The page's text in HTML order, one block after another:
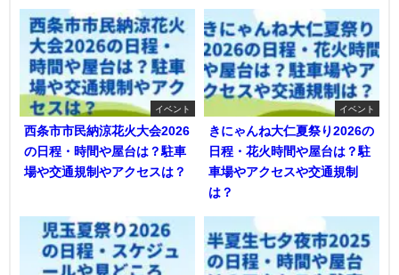
イベント
西条市市民納涼花火大会2026
の日程・時間や屋台は？駐車
場や交通規制やアクセスは？
イベント
きにゃんね大仁夏祭り2026の
日程・花火時間や屋台は？駐
車場やアクセスや交通規制
は？